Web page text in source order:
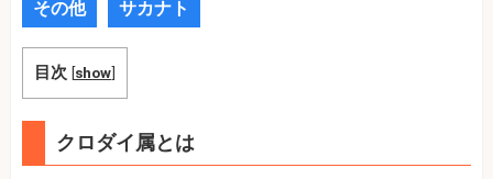
その他 サカナト
目次 [show]
クロダイ属とは